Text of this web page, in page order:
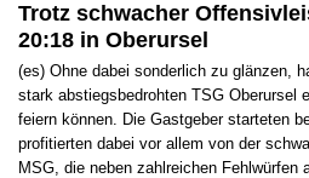
Trotz schwacher
20:18 in Oberursel
(es) Ohne dabei sonderlich zu glänzen,
stark abstiegsbedrohten TSG Oberursel
feiern können. Die Gastgeber starteten
profitierten dabei vor allem von der
MSG, die neben zahlreichen Fehlwürfen